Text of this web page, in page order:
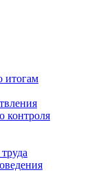
итогам
контроля